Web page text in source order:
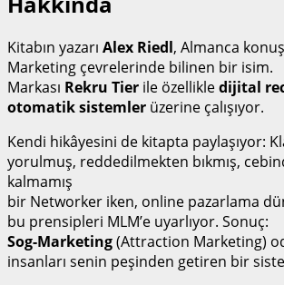
Kitabın yazarı Alex Riedl, Almanca
Marketing çevrelerinde bilinen bir isim.
Markası Rekru Tier ile özellikledijital
otomatik sistemler üzerine çalışıyor.
Kendi hikâyesini de kitapta paylaşıyor:
yorulmuş, reddedilmekten bıkmış,
kalmamış
bir Networker iken, online pazarlama
bu prensipleri MLM’e uyarlıyor. Sonuç:
Sog-Marketing(Attraction Marketing)
insanları senin peşinden getiren bir